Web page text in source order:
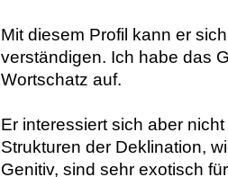
Mit diesem Profil kann er
verständigen. Ich habe das
Wortschatz auf.
Er interessiert sich aber
Strukturen der Deklination,
Genitiv, sind sehr exotisch